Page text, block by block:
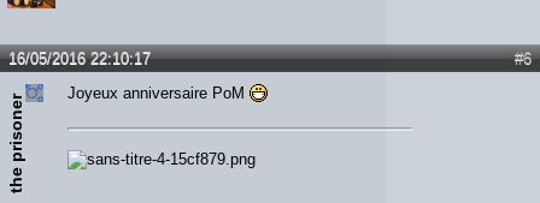
#6
16/05/2016 22:10:17
the prisoner
Joyeux anniversaire PoM